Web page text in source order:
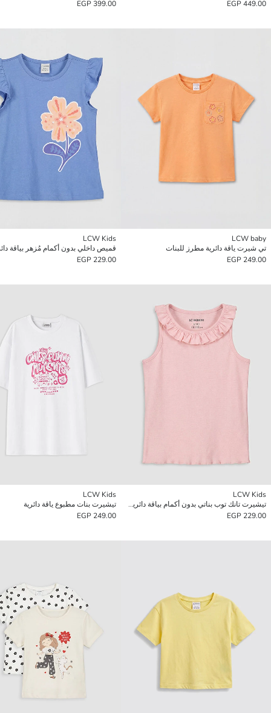
449.00 EGP
399.00 EGP
LCW baby
تي شيرت ياقة دائرية مطرز للبنات
249.00 EGP
LCW Kids
229.00 EGP
LCW Kids
تيشيرت تانك توب بناتي بدون أكمام بياقة دائرية بكشكشة
229.00 EGP
LCW Kids
تيشيرت بنات مطبوع ياقة دائرية
249.00 EGP